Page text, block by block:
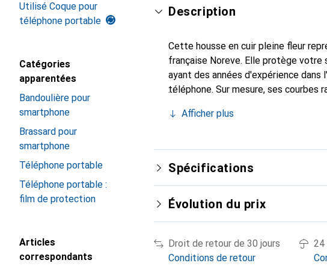
Utilisé Coque pour
téléphone portable
Catégories
apparentées
Bandoulière pour
smartphone
Brassard pour
smartphone
Téléphone portable
Téléphone portable :
film de protection
Articles
correspondants
Description
Cette housse en cuir pleine fleur
française Noreve. Elle protège votre
ayant des années d'expérience
téléphone. Sur mesure, ses courbes
de haute qualité, la marque Noreve
Afficher plus
Spécifications
Évolution du prix
Droit de retour de 30 jours
Conditions de retour
24